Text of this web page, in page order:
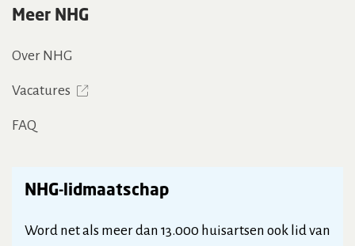
Meer NHG
Over NHG
Vacatures
FAQ
NHG-lidmaatschap
Word net als meer dan 13.000 huisartsen ook lid van